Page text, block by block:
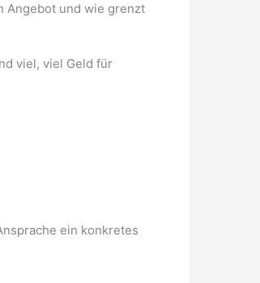
Angebot und wie grenzt
viel, viel Geld für
ein konkretes